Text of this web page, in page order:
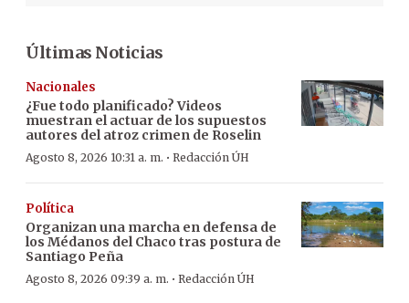
Últimas Noticias
Nacionales
¿Fue todo planificado? Videos
muestran el actuar de los supuestos
autores del atroz crimen de Roselin
Agosto 8, 2026 10:31 a. m. · Redacción ÚH
Política
Organizan una marcha en defensa de
los Médanos del Chaco tras postura de
Santiago Peña
Agosto 8, 2026 09:39 a. m. · Redacción ÚH